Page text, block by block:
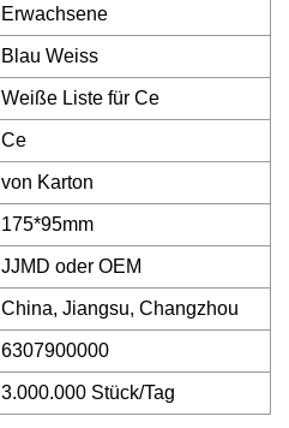
Erwachsene
Blau Weiss
Weiße Liste für Ce
Ce
von Karton
175*95mm
JJMD oder OEM
China, Jiangsu, Changzhou
6307900000
3.000.000 Stück/Tag